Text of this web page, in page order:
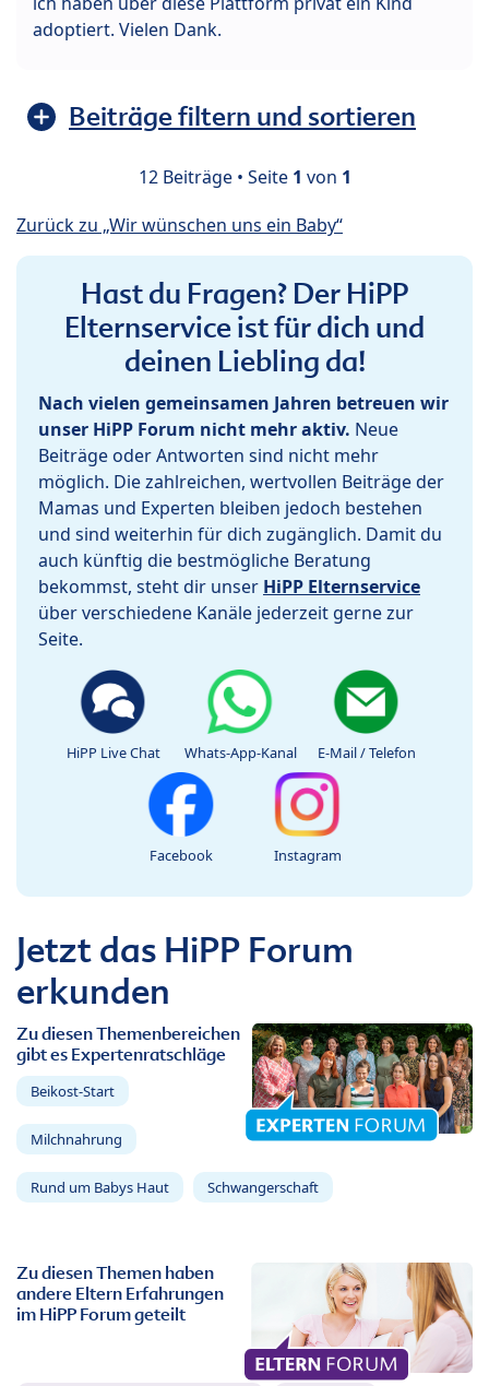
adoptiert. Vielen Dank.
Beiträge filtern und sortieren
12 Beiträge • Seite 1 von 1
Zurück zu „Wir wünschen uns ein Baby“
Hast du Fragen? Der HiPP
Elternservice ist für dich und
deinen Liebling da!
Nach vielen gemeinsamen Jahren betreuen wir
unser HiPP Forum nicht mehr aktiv. Neue
Beiträge oder Antworten sind nicht mehr
möglich. Die zahlreichen, wertvollen Beiträge der
Mamas und Experten bleiben jedoch bestehen
und sind weiterhin für dich zugänglich. Damit du
auch künftig die bestmögliche Beratung
bekommst, steht dir unser HiPP Elternservice
über verschiedene Kanäle jederzeit gerne zur
Seite.
HiPP Live Chat Whats-App-Kanal E-Mail / Telefon
Facebook Instagram
Jetzt das HiPP Forum
erkunden
Zu diesen Themenbereichen
gibt es Expertenratschläge
Beikost-Start
Milchnahrung
Rund um Babys Haut Schwangerschaft
Zu diesen Themen haben
andere Eltern Erfahrungen
im HiPP Forum geteilt